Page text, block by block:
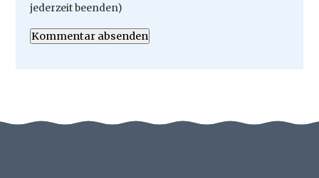
jederzeit beenden)
Kommentar absenden